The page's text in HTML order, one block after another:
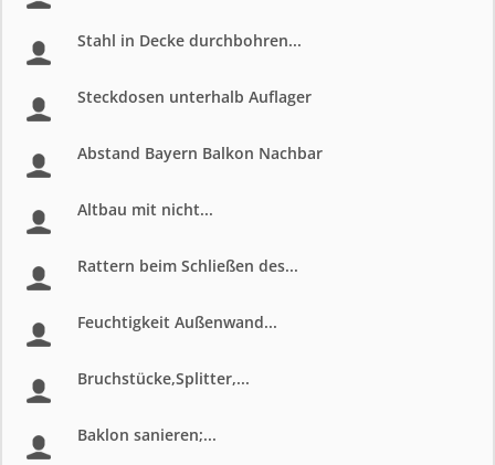
Stahl in Decke durchbohren...
Steckdosen unterhalb Auflager
Abstand Bayern Balkon Nachbar
Altbau mit nicht...
Rattern beim Schließen des...
Feuchtigkeit Außenwand...
Bruchstücke,Splitter,...
Baklon sanieren;...